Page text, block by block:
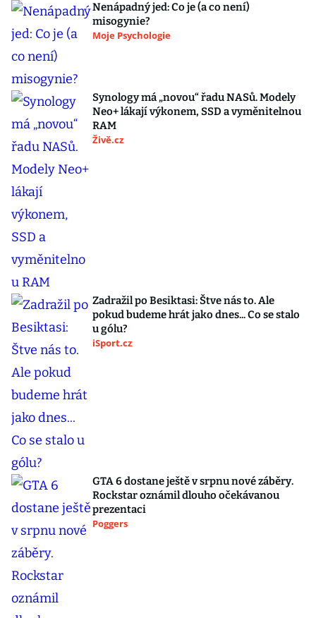
Nenápadný jed: Co je (a co není)
misogynie?
Moje Psychologie
Synology má „novou“ řadu NASů. Modely
Neo+ lákají výkonem, SSD a vyměnitelnou
RAM
Živě.cz
Zadražil po Besiktasi: Štve nás to. Ale
pokud budeme hrát jako dnes... Co se stalo
u gólu?
iSport.cz
GTA 6 dostane ještě v srpnu nové záběry.
Rockstar oznámil dlouho očekávanou
prezentaci
Poggers